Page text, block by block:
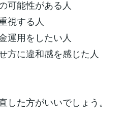
能性がある人
する人
用をしたい人
に違和感を感じた人
した方がいいでしょう。